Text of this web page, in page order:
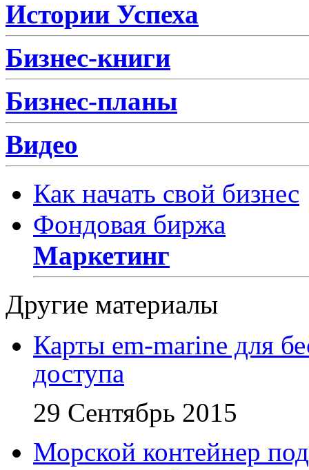
Истории Успеха
Бизнес-книги
Бизнес-планы
Видео
Как начать свой бизнес
Фондовая биржа
Маркетинг
Другие материалы
Карты em-marine для
доступа
29 Сентябрь 2015
Морской контейнер